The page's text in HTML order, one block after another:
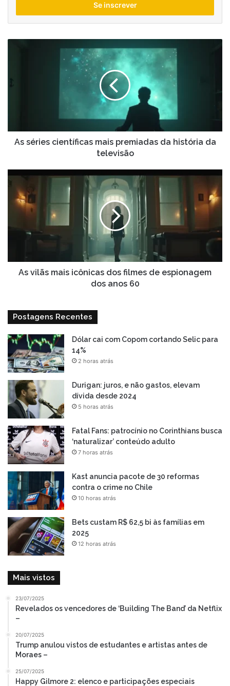
de
premiadas
televisão
As séries científicas mais premiadas da história da
televisão
As
mais
icônicas
filmes
dos
anosAs vilãs mais icônicas dos filmes de espionagem
dos anos 60
Postagens Recentes
Dólar cai com Copom cortando Selic para
14%
2 horas atrás
Durigan: juros, e não gastos, elevam
dívida desde 2024
5 horas atrás
Fatal Fans: patrocínio no Corinthians busca
‘naturalizar’ conteúdo adulto
7 horas atrás
Kast anuncia pacote de 30 reformas
contra o crime no Chile
10 horas atrás
Bets custam R$ 62,5 bi às famílias em
2025
12 horas atrás
Mais vistos
23/07/2025
Revelados os vencedores de ‘Building The Band’ da Netflix
–
20/07/2025
Trump anulou vistos de estudantes e artistas antes de
Moraes –
25/07/2025
Happy Gilmore 2: elenco e participações especiais